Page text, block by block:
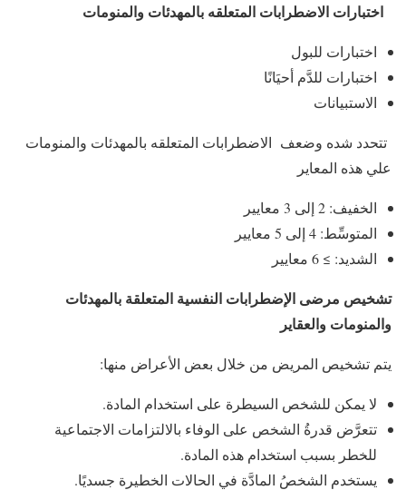
اختبارات الاضطرابات المتعلقه بالمهدئات والمنومات
اختبارات للبول
اختبارات للدَّم أحيَانًا
الاستبيانات
تتحدد شده وضعف الاضطرابات المتعلقه بالمهدئات والمنومات
علي هذه المعاير
الخفيف: 2 إلى 3 معايير
المتوسِّط: 4 إلى 5 معايير
الشديد: ≥ 6 معايير
تشخيص مرضى الإضطرابات النفسية المتعلقة بالمهدئات
والمنومات والعقاير
يتم تشخيص المريض من خلال بعض الأعراض منها:
لا يمكن للشخص السيطرة على استخدام المادة.
تتعرَّض قدرةُ الشخص على الوفاء بالالتزامات الاجتماعية
للخطر بسبب استخدام هذه المادة.
يستخدم الشخصُ المادَّة في الحالات الخطيرة جسديًا.